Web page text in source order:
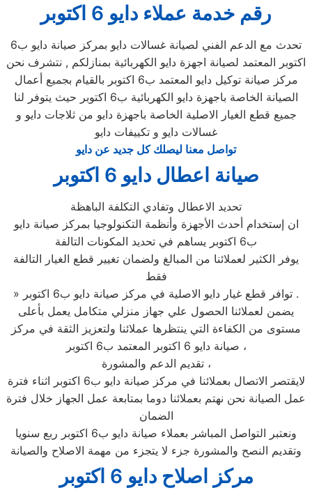
رقم خدمة عملاء دايو 6 اكتوبر
تحدث مع الدعم الفني لصيانة غسالات دايو بمركز صيانة دايو ب6
اكتوبر المعتمد لصيانة اجهزة دايو الكهربائية بمنازلكم , نتشرف نحن
مركز صيانة توكيل دايو المعتمد ب6 اكتوبر بالقيام بجميع أعمال
الصيانة الخاصة باجهزة دايو الكهربائية ب6 اكتوبر حيث يتوفر لنا
جميع قطع الغيار الاصلية الخاصة باجهزة دايو من ثلاجات دايو و
غسالات دايو و تكييفات دايو
تواصل معنا ليصلك كل جديد عن دايو
صيانة اعطال دايو 6 اكتوبر
تحديد الاعطال وتفادي التكلفة الباهظة
ان إستخدام أحدث الأجهزة وأنظمة التكنولوجيا بمركز صيانة دايو
ب6 اكتوبر يساهم في تحديد المكونات التالفة
يوفر الكثير لعملائنا من المبالغ ولضمان تغيير قطع الغيار التالفة
فقط
» توافر قطع غيار دايو الاصلية في مركز صيانة دايو ب6 اكتوبر .
يضمن لعملائنا الحصول علي جهاز منزلي متكامل يعمل بأعلى
مستوى من الكفاءة التي ينتظرها عملائنا ولتعزيز الثقة في مركز
صيانة دايو 6 اكتوبر المعتمد ب6 اكتوبر ،
تقديم الدعم والمشورة ،
لايقتصر الاتصال بعملائنا في مركز صيانة دايو ب6 اكتوبر اثناء فترة
عمل الصيانة نحن نهتم بعملائنا دوما بمتابعة عمل الجهاز خلال فترة
الضمان
ونعتبر التواصل المباشر بعملاء صيانة دايو ب6 اكتوبر ربع سنويا
وتقديم النصح والمشورة جزء لا يتجزء من مهمة الاصلاح والصيانة
مركز اصلاح دايو 6 اكتوبر